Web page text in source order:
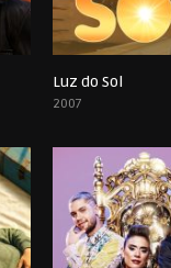
Luz do Sol
2007